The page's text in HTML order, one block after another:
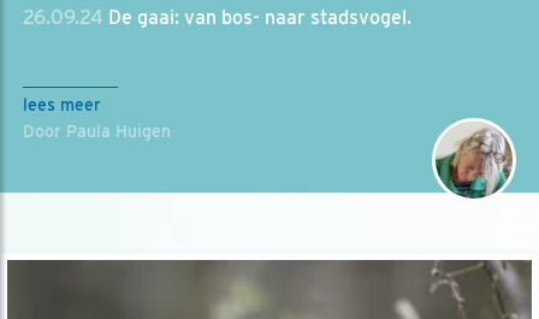
26.09.24 De gaai: van bos- naar stadsvogel.
lees meer
Door Paula Huigen